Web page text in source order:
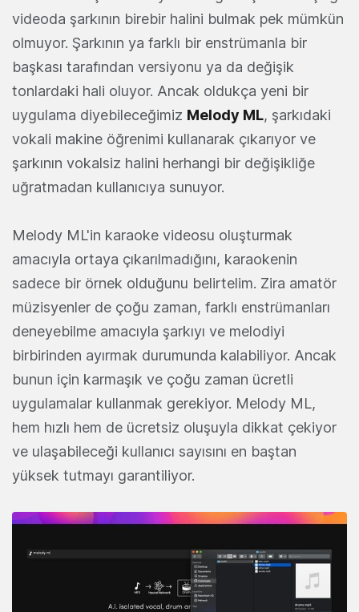
videoda şarkının birebir halini bulmak pek mümkün
olmuyor. Şarkının ya farklı bir enstrümanla bir
başkası tarafından versiyonu ya da değişik
tonlardaki hali oluyor. Ancak oldukça yeni bir
uygulama diyebileceğimiz Melody ML, şarkıdaki
vokali makine öğrenimi kullanarak çıkarıyor ve
şarkının vokalsiz halini herhangi bir değişikliğe
uğratmadan kullanıcıya sunuyor.
Melody ML'in karaoke videosu oluşturmak
amacıyla ortaya çıkarılmadığını, karaokenin
sadece bir örnek olduğunu belirtelim. Zira amatör
müzisyenler de çoğu zaman, farklı enstrümanları
deneyebilme amacıyla şarkıyı ve melodiyi
birbirinden ayırmak durumunda kalabiliyor. Ancak
bunun için karmaşık ve çoğu zaman ücretli
uygulamalar kullanmak gerekiyor. Melody ML,
hem hızlı hem de ücretsiz oluşuyla dikkat çekiyor
ve ulaşabileceği kullanıcı sayısını en baştan
yüksek tutmayı garantiliyor.